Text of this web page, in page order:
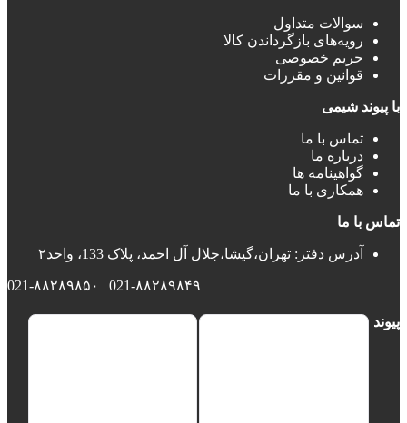
سوالات متداول
رویه‌های بازگرداندن کالا
حریم خصوصی
قوانین و مقررات
با پیوند شیمی
تماس با ما
درباره ما
گواهینامه ها
همکاری با ما
تماس با ما
آدرس دفتر: تهران،گیشا،جلال آل احمد، پلاک 133، واحد۲
021-۸۸۲۸۹۸۴۹ | 021-۸۸۲۸۹۸۵۰
پیوند